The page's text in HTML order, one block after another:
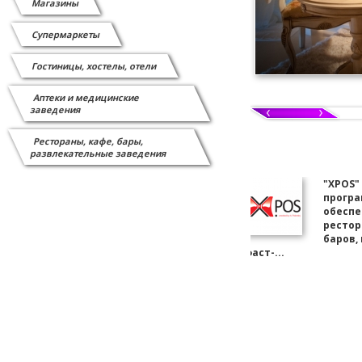
Магазины
Супермаркеты
Гостиницы, хостелы, отели
Аптеки и медицинские
заведения
Рестораны, кафе, бары,
развлекательные заведения
"XPOS"
баров,
фаст-...
Сканеры штрих-кода
СИСТЕМЫ ВЫЗОВА ОФИЦИАНТА
Системы защиты от краж
Витратні матеріали
Відеоспостереження